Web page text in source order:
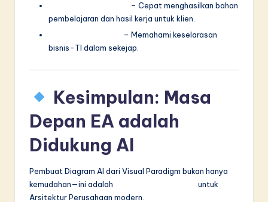
– Cepat menghasilkan bahan
pembelajaran dan hasil kerja untuk klien.
– Memahami keselarasan
bisnis-TI dalam sekejap.
Kesimpulan: Masa
Depan EA adalah
Didukung AI
Pembuat Diagram AI dari Visual Paradigm bukan hanya
kemudahan—ini adalah
untuk
Arsitektur Perusahaan modern.